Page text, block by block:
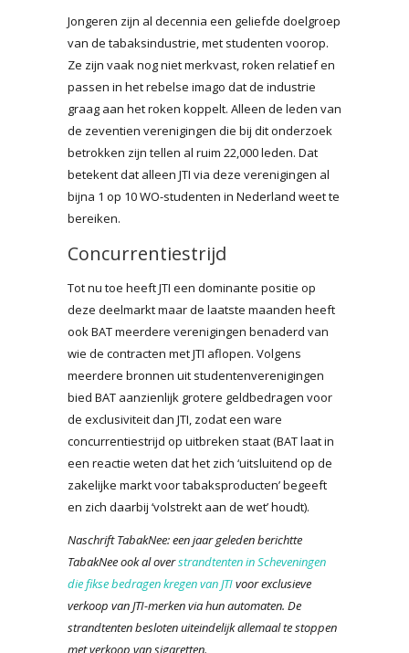
Jongeren zijn al decennia een geliefde doelgroep
van de tabaksindustrie, met studenten voorop.
Ze zijn vaak nog niet merkvast, roken relatief en
passen in het rebelse imago dat de industrie
graag aan het roken koppelt. Alleen de leden van
de zeventien verenigingen die bij dit onderzoek
betrokken zijn tellen al ruim 22,000 leden. Dat
betekent dat alleen JTI via deze verenigingen al
bijna 1 op 10 WO-studenten in Nederland weet te
bereiken.
Concurrentiestrijd
Tot nu toe heeft JTI een dominante positie op
deze deelmarkt maar de laatste maanden heeft
ook BAT meerdere verenigingen benaderd van
wie de contracten met JTI aflopen. Volgens
meerdere bronnen uit studentenverenigingen
bied BAT aanzienlijk grotere geldbedragen voor
de exclusiviteit dan JTI, zodat een ware
concurrentiestrijd op uitbreken staat (BAT laat in
een reactie weten dat het zich ‘uitsluitend op de
zakelijke markt voor tabaksproducten’ begeeft
en zich daarbij ‘volstrekt aan de wet’ houdt).
Naschrift TabakNee: een jaar geleden berichtte
TabakNee ook al overstrandtenten in Scheveningen
die fikse bedragen kregen van JTIvoor exclusieve
verkoop van JTI-merken via hun automaten. De
strandtenten besloten uiteindelijk allemaal te stoppen
met verkoop van sigaretten.